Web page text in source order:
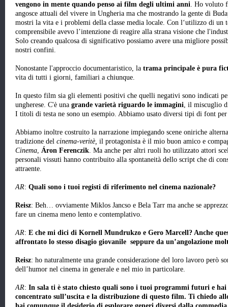
vengono in mente quando penso ai film degli ultimi anni. Ho voluto
angosce attuali del vivere in Ungheria ma che mostrando la gente di
mostri la vita e i problemi della classe media locale. Con l‘utilizzo di un
comprensibile avevo l’intenzione di reagire alla strana visione che
Solo creando qualcosa di significativo possiamo avere una migliore
nostri confini.
Nonostante l'approccio documentaristico, la trama principale è pura
vita di tutti i giorni, familiari a chiunque.
In questo film sia gli elementi positivi che quelli negativi sono indicati
ungherese. C'è una grande varietà riguardo le immagini, il miscuglio
I titoli di testa ne sono un esempio. Abbiamo usato diversi tipi di font
Abbiamo inoltre costruito la narrazione impiegando scene oniriche
tradizione del cinema-veritè, il protagonista è il mio buon amico e
Cinema, Áron Ferenczik. Ma anche per altri ruoli ho utilizzato attori
personali vissuti hanno contribuito alla spontaneità dello script che di
attraente.
AR: Quali sono i tuoi registi di riferimento nel cinema nazionale?
Reisz: Beh… ovviamente Miklos Jancso e Bela Tarr ma anche se
fare un cinema meno lento e contemplativo.
AR: E che mi dici di Kornell Mundrukzo e Gero Marcell? Anche
affrontato lo stesso disagio giovanile seppure da un’angolazione
Reisz: ho naturalmente una grande considerazione del loro lavoro però
dell’humor nel cinema in generale e nel mio in particolare.
AR: In sala ti è stato chiesto quali sono i tuoi programmi futuri e
concentrato sull’uscita e la distribuzione di questo film. Ti chiedo